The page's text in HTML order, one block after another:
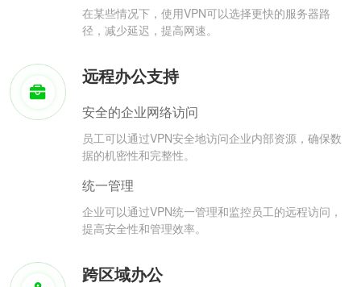
在某些情况下，使用VPN可以选择更快的服务器路
径，减少延迟，提高网速。
远程办公支持
安全的企业网络访问
员工可以通过VPN安全地访问企业内部资源，确保数
据的机密性和完整性。
统一管理
企业可以通过VPN统一管理和监控员工的远程访问，
提高安全性和管理效率。
跨区域办公